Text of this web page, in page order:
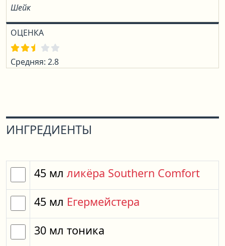
Шейк
ОЦЕНКА
Средняя: 2.8
ИНГРЕДИЕНТЫ
45 мл ликёра Southern Comfort
45 мл Егермейстера
30 мл тоника